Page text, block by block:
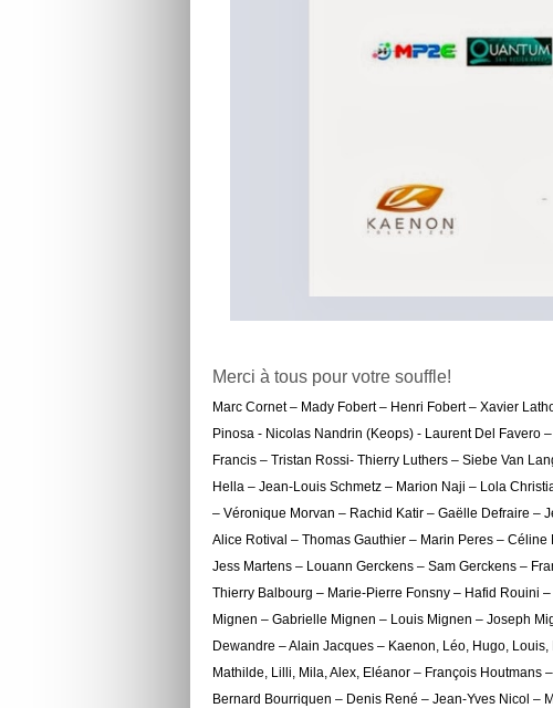
Merci à tous pour votre souffle!
Marc Cornet – Mady Fobert – Henri Fobert – Xavier
Pinosa - Nicolas Nandrin (Keops) - Laurent Del Favero
Francis – Tristan Rossi- Thierry Luthers – Siebe Van
Hella – Jean-Louis Schmetz – Marion Naji – Lola
– Véronique Morvan – Rachid Katir – Gaëlle Defraire –
Alice Rotival – Thomas Gauthier – Marin Peres –
Jess Martens – Louann Gerckens – Sam Gerckens –
Thierry Balbourg – Marie-Pierre Fonsny – Hafid Rouini
Mignen – Gabrielle Mignen – Louis Mignen – Joseph
Dewandre – Alain Jacques – Kaenon, Léo, Hugo,
Mathilde, Lilli, Mila, Alex, Eléanor – François Houtmans
Bernard Bourriquen – Denis René – Jean-Yves Nicol –